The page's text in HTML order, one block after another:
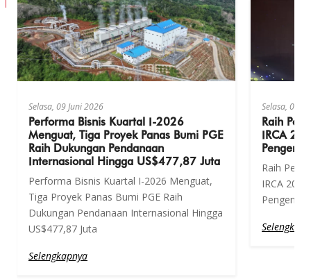
Selasa, 09 Juni 2026
Performa Bisnis Kuartal I-2026
Menguat, Tiga Proyek Panas Bumi PGE
Raih Dukungan Pendanaan
Internasional Hingga US$477,87 Juta
Performa Bisnis Kuartal I-2026 Menguat,
Tiga Proyek Panas Bumi PGE Raih
Dukungan Pendanaan Internasional Hingga
US$477,87 Juta
Selengkapnya
Selasa, 09
Raih
IRCA
Raih
IRCA